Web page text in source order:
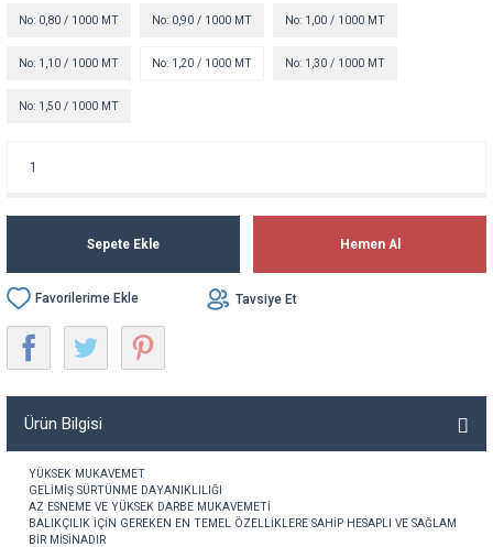
No: 0,80 / 1000 MT No: 0,90 / 1000 MT No: 1,00 / 1000 MT
No: 1,10 / 1000 MT No: 1,20 / 1000 MT No: 1,30 / 1000 MT
No: 1,50 / 1000 MT
Sepete Ekle Hemen Al
Tavsiye Et
Ürün Bilgisi
YÜKSEK MUKAVEMET
GELİMİŞ SÜRTÜNME DAYANIKLILIĞI
AZ ESNEME VE YÜKSEK DARBE MUKAVEMETİ
BALIKÇILIK İÇİN GEREKEN EN TEMEL ÖZELLİKLERE SAHİP HESAPLI VE SAĞLAM
BİR MİSİNADIR